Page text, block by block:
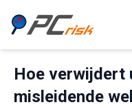
Hoe verwijdert
misleidende